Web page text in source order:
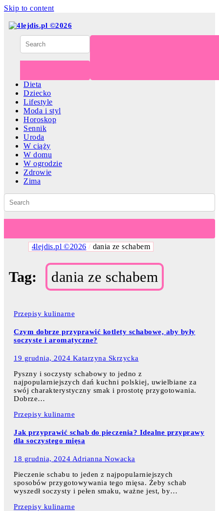
Skip to content
Dieta
Dziecko
Lifestyle
Moda i styl
Horoskop
Sennik
Uroda
W ciąży
W domu
W ogrodzie
Zdrowie
Zima
4lejdis.pl ©2026 / dania ze schabem
Tag: dania ze schabem
Przepisy kulinarne
Czym dobrze przyprawić kotlety schabowe, aby były
soczyste i aromatyczne?
19 grudnia, 2024 Katarzyna Skrzycka
Pyszny i soczysty schabowy to jedno z
najpopularniejszych dań kuchni polskiej, uwielbiane za
swój charakterystyczny smak i prostotę przygotowania.
Dobrze…
Przepisy kulinarne
Jak przyprawić schab do pieczenia? Idealne przyprawy
dla soczystego mięsa
18 grudnia, 2024 Adrianna Nowacka
Pieczenie schabu to jeden z najpopularniejszych
sposobów przygotowywania tego mięsa. Żeby schab
wyszedł soczysty i pełen smaku, ważne jest, by…
Przepisy kulinarne